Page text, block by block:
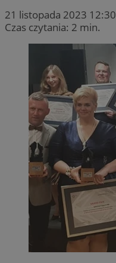
21 listopada 2023 12:30
Czas czytania: 2 min.